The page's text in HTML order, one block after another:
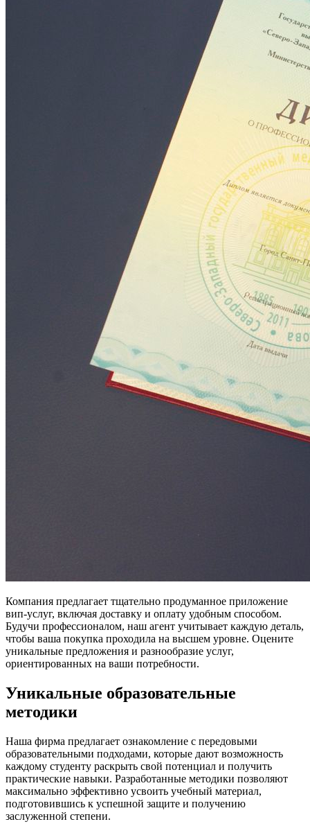
Компания предлагает тщательно продуманное приложение
вип-услуг, включая доставку и оплату удобным способом.
Будучи профессионалом, наш агент учитывает каждую деталь,
чтобы ваша покупка проходила на высшем уровне. Оцените
уникальные предложения и разнообразие услуг,
ориентированных на ваши потребности.
Уникальные образовательные
методики
Наша фирма предлагает ознакомление с передовыми
образовательными подходами, которые дают возможность
каждому студенту раскрыть свой потенциал и получить
практические навыки. Разработанные методики позволяют
максимально эффективно усвоить учебный материал,
подготовившись к успешной защите и получению
заслуженной степени.